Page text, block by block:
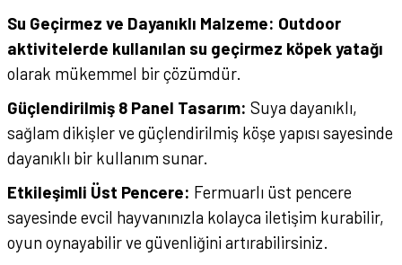
Su Geçirmez ve Dayanıklı Malzeme: Outdoor
aktivitelerde kullanılan su geçirmez köpek yatağı
olarak mükemmel bir çözümdür.
Güçlendirilmiş 8 Panel Tasarım: Suya dayanıklı,
sağlam dikişler ve güçlendirilmiş köşe yapısı sayesinde
dayanıklı bir kullanım sunar.
Etkileşimli Üst Pencere: Fermuarlı üst pencere
sayesinde evcil hayvanınızla kolayca iletişim kurabilir,
oyun oynayabilir ve güvenliğini artırabilirsiniz.